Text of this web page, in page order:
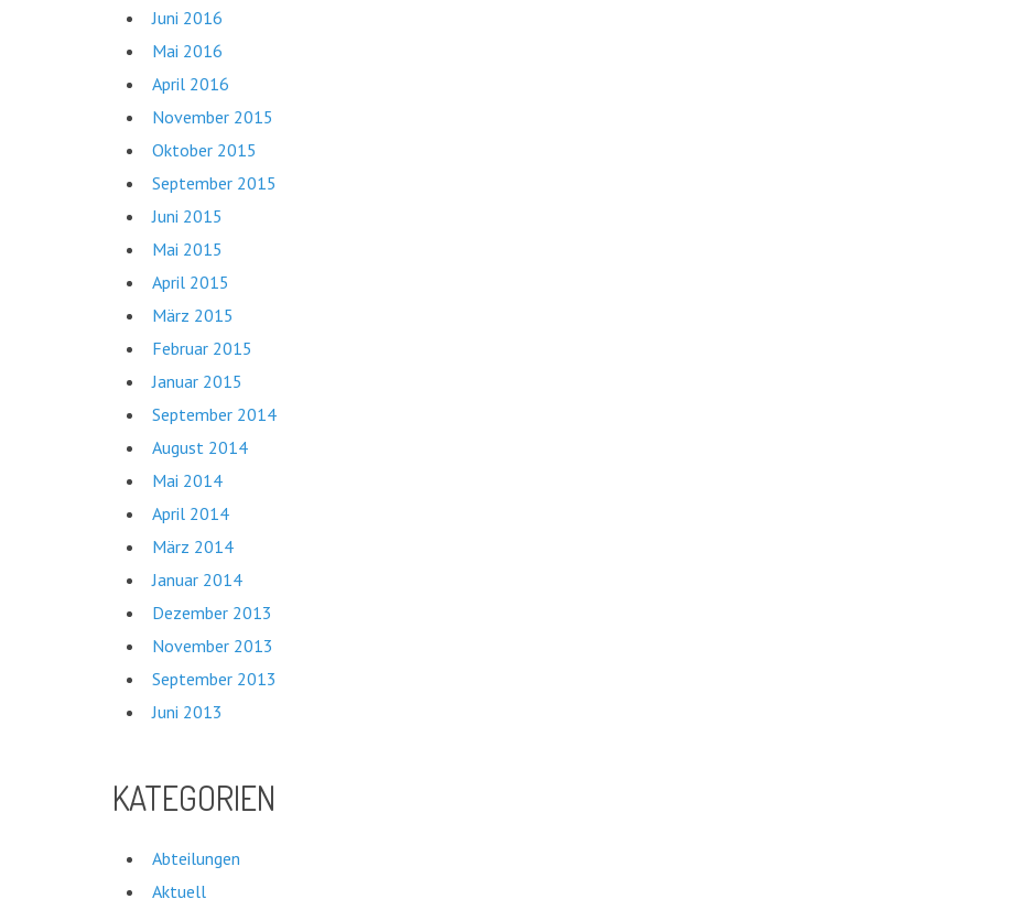
Juni 2016
Mai 2016
April 2016
November 2015
Oktober 2015
September 2015
Juni 2015
Mai 2015
April 2015
März 2015
Februar 2015
Januar 2015
September 2014
August 2014
Mai 2014
April 2014
März 2014
Januar 2014
Dezember 2013
November 2013
September 2013
Juni 2013
KATEGORIEN
Abteilungen
Aktuell
KATEGORIEN